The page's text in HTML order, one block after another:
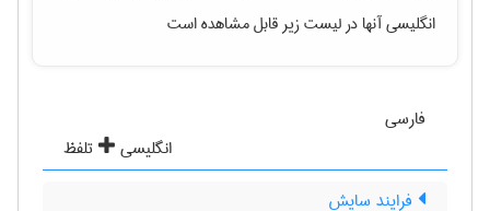
انگلیسی آنها در لیست زیر قابل مشاهده است
فارسی
انگلیسی
تلفظ
فرایند سایش